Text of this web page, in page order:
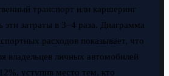
транспорт или каршеринг
эти затраты в 3–4 раза. Диаграмма
расходов показывает, что
владельцев личных автомобилей
уступив место тем, кто